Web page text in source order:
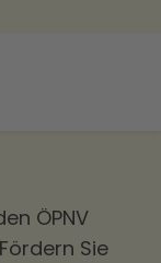
ÖPNV
Sie